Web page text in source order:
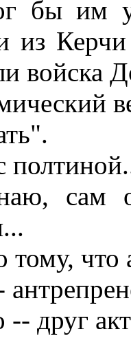
бы им
из
войска
сам он
что
друг